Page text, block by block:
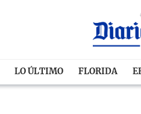
LO ÚLTIMO FLORIDA